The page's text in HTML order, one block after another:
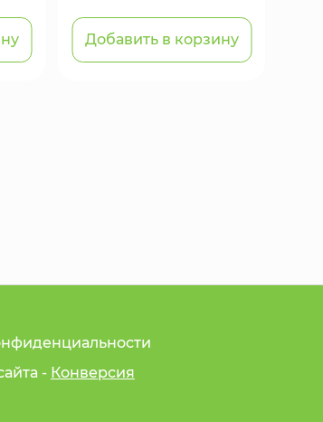
Добавить в корзину
- Конверсия